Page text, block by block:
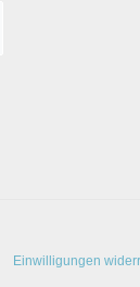
Einwilligungen